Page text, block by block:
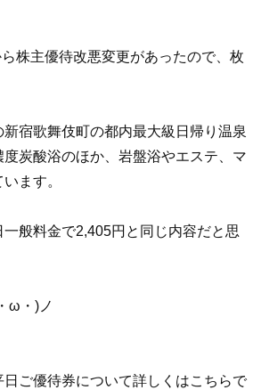
株主優待改悪変更があったので、枚
宿歌舞伎町の都内最大級日帰り温泉
炭酸浴のほか、岩盤浴やエステ、マ
ます。
一般料金で2,405円と同じ内容だと思
ω・)ノ
ご優待券について詳しくはこちらで